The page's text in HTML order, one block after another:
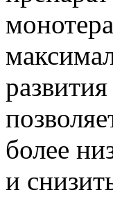
более
и